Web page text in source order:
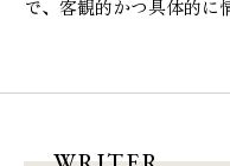
で、客観的かつ具体的に